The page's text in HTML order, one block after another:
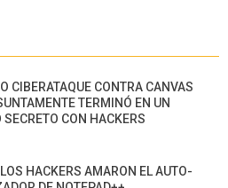
CIBERATAQUE CONTRA CANVAS
TERMINÓ EN UN
SECRETO CON HACKERS
HACKERS AMARON EL AUTO-